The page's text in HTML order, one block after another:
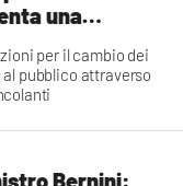
una
per il cambio dei
pubblico attraverso
Bernini: